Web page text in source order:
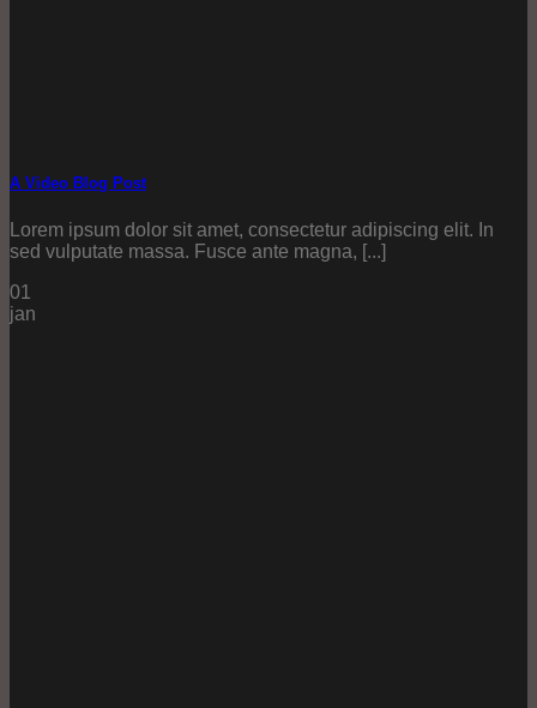
A Video Blog Post
Lorem ipsum dolor sit amet, consectetur adipiscing elit. In
sed vulputate massa. Fusce ante magna, [...]
01
jan